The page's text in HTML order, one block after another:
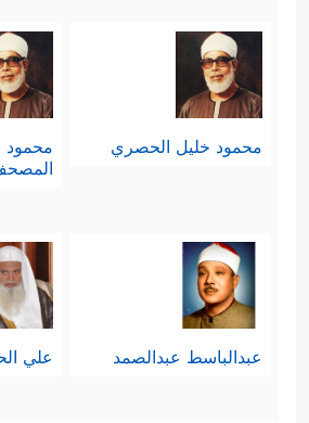
محمود خليل الحصري
محمود
عبدالباسط عبدالصمد علي